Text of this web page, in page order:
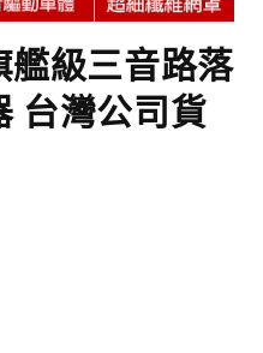
艦級三音路落
台灣公司貨